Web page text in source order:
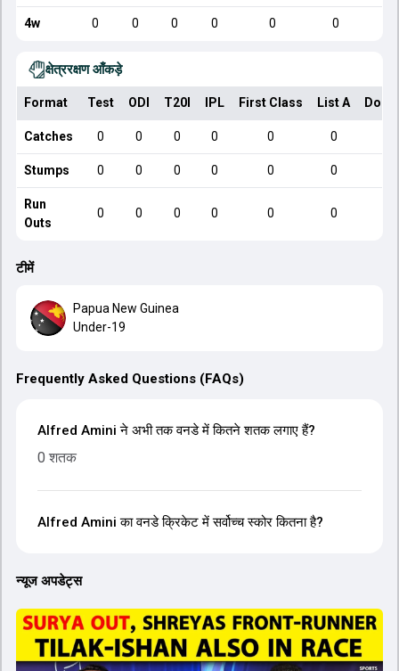
4w 0 0 0 0 0 0
क्षेत्ररक्षण आँकड़े
Format Test ODI T20I IPL First Class List A
Catches 0 0 0 0 0 0
Stumps 0 0 0 0 0 0
Run
Outs
0 0 0 0 0 0
टीमें
Papua New Guinea
Under-19
Frequently Asked Questions (FAQs)
Alfred Amini ने अभी तक वनडे में कितने शतक लगाए हैं?
0 शतक
Alfred Amini का वनडे क्रिकेट में सर्वोच्च स्कोर कितना है?
न्यूज अपडेट्स